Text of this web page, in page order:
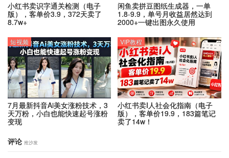
小红书卖识字通关检测（电子
版），客单价3.9，372天卖了
8.7w+
闲鱼卖拼豆图纸生成器，一单
1.8-9.9，单号月收益居然达到
2000+一键出图永久使用
7月最新抖音Ai美女涨粉技术，3
天万粉，小白也能快速起号涨粉
变现
短视频
小红书卖I人社会化指南（电子
版），客单价19.9，183篇笔记
卖了14w！
VIP教程
评论 抢沙发